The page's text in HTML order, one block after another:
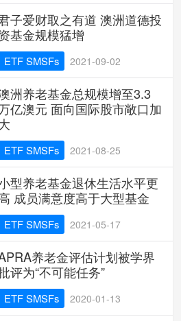
子爱财取之有道 澳洲道德投
基金规模猛增
ETF SMSFs 2021-09-02
洲养老基金总规模增至3.3
亿澳元 面向国际股市敞口加
ETF SMSFs 2021-08-25
型养老基金退休生活水平更
成员满意度高于大型基金
ETF SMSFs 2021-05-17
养老金评估计划被学界
评为“不可能任务”
ETF SMSFs 2020-01-13